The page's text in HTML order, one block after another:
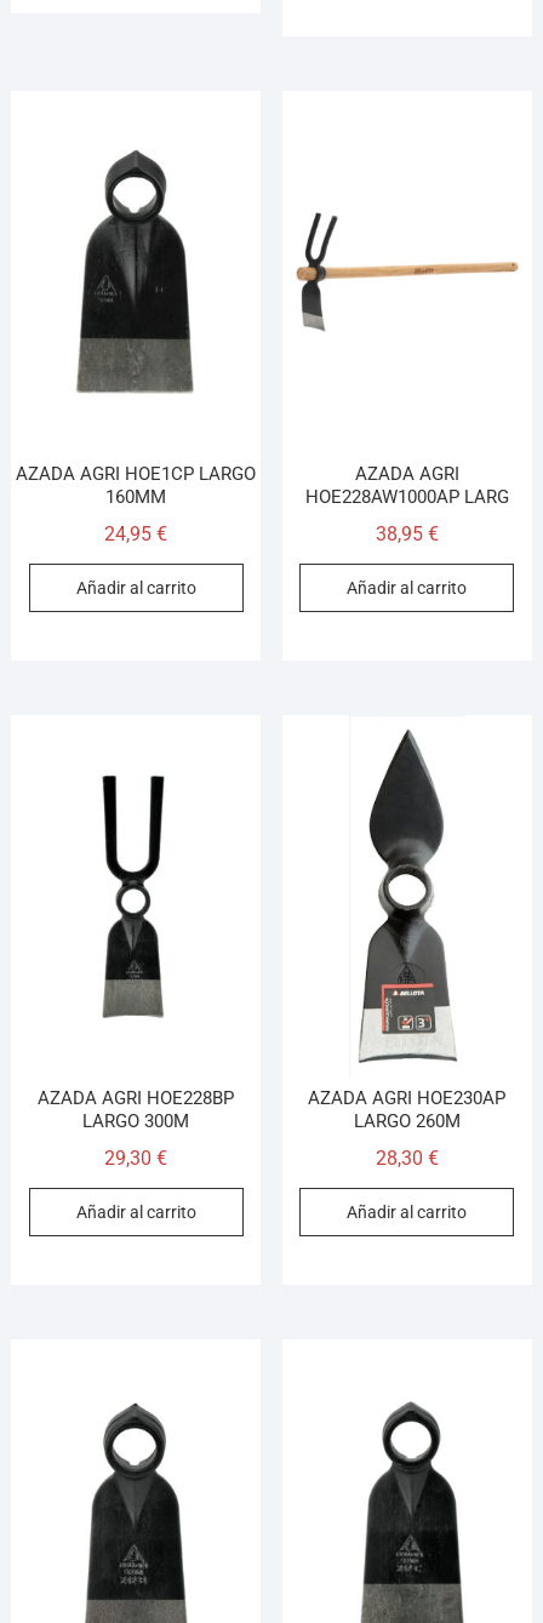
AZADA AGRI HOE1CP LARGO
160MM
24,95€
Añadir al carrito
AZADA AGRI
HOE228AW1000AP LARG
38,95 €
Añadir al carrito
AZADA AGRI HOE228BP
LARGO 300M
29,30€
Añadir al carrito
AZADA AGRI HOE230AP
LARGO 260M
28,30 €
Añadir al carrito